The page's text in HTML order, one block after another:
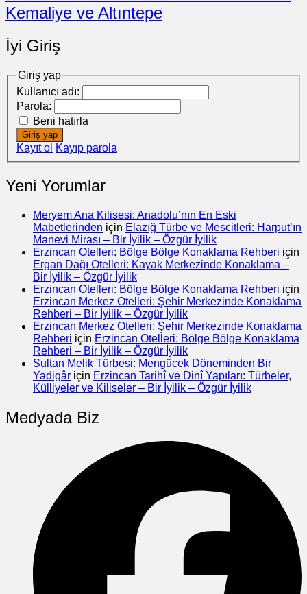
Kemaliye ve Altıntepe
İyi Giriş
Giriş yap
Kullanıcı adı:
Parola:
Beni hatırla
Giriş yap
Kayıt ol Kayıp parola
Yeni Yorumlar
Meryem Ana Kilisesi: Anadolu’nın En Eski
Mabetlerinden için Elazığ Türbe ve Mescitleri: Harput’ın
Manevi Mirası – Bir İyilik – Özgür İyilik
Erzincan Otelleri: Bölge Bölge Konaklama Rehberi için
Ergan Dağı Otelleri: Kayak Merkezinde Konaklama –
Bir İyilik – Özgür İyilik
Erzincan Otelleri: Bölge Bölge Konaklama Rehberi için
Erzincan Merkez Otelleri: Şehir Merkezinde Konaklama
Rehberi – Bir İyilik – Özgür İyilik
Erzincan Merkez Otelleri: Şehir Merkezinde Konaklama
Rehberi için Erzincan Otelleri: Bölge Bölge Konaklama
Rehberi – Bir İyilik – Özgür İyilik
Sultan Melik Türbesi: Mengücek Döneminden Bir
Yadigâr için Erzincan Tarihî ve Dinî Yapıları: Türbeler,
Külliyeler ve Kiliseler – Bir İyilik – Özgür İyilik
Medyada Biz